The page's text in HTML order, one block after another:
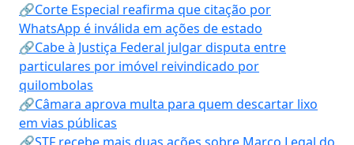
🔗Corte Especial reafirma que citação por
WhatsApp é inválida em ações de estado
🔗Cabe à Justiça Federal julgar disputa entre
particulares por imóvel reivindicado por
quilombolas
🔗Câmara aprova multa para quem descartar lixo
em vias públicas